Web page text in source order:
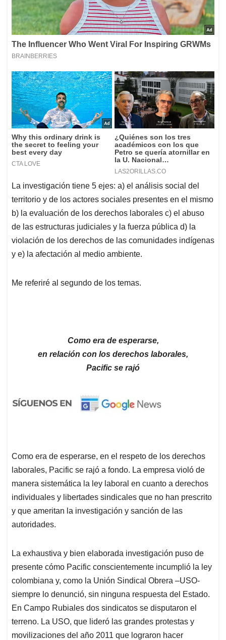
La investigación tiene 5 ejes: a) el análisis social del
territorio y de los actores sociales presentes en el mismo
b) la evaluación de los derechos laborales c) el abuso
de las estructuras judiciales y la fuerza pública d) la
violación de los derechos de las comunidades indígenas
y e) la afectación al medio ambiente.
Me referiré al segundo de los temas.
Como era de esperarse,
en relación con los derechos laborales,
Pacific se rajó
Como era de esperarse, en el respeto de los derechos
laborales, Pacific se rajó a fondo. La empresa violó de
manera sistemática la ley laboral en cuanto a derechos
individuales y libertades sindicales que no han prescrito
y que ameritan la investigación y sanción de las
autoridades.
La exhaustiva y bien elaborada investigación puso de
presente cómo Pacific conscientemente incumplió la ley
colombiana y, como la Unión Sindical Obrera –USO-
siempre lo denunció, sin ninguna respuesta del Estado.
En Campo Rubiales dos sindicatos se disputaron el
terreno. La USO, que lideró las grandes protestas y
movilizaciones del año 2011 que lograron hacer